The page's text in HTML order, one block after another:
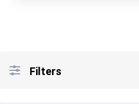
Filters